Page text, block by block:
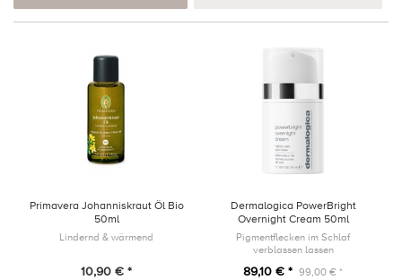
Primavera Johanniskraut Öl Bio
50ml
Lindernd & wärmend
10,90 € *
Dermalogica PowerBright
Overnight Cream 50ml
Pigmentflecken im Schlaf
verblassen lassen
89,10 € * 99,00 € *